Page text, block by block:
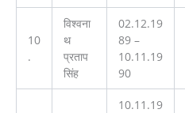
10
.
विश्वना
थ
प्रताप
सिंह
02.12.19
89 –
10.11.19
90
10.11.19